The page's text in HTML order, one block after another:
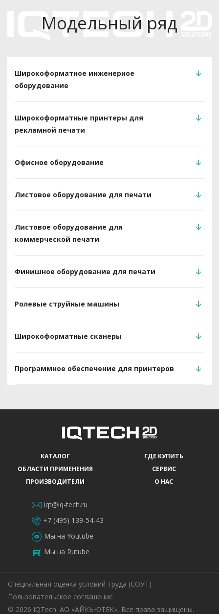
Модельный ряд
Широкоформатное инженерное
оборудование
Широкоформатные принтеры для
рекламной печати
Офисное оборудование
Листовое оборудование для печати
Листовое оборудование для
коммерческой печати
Финишное оборудование для печати
Ролевые струйные машины
Широкоформатные сканеры
Программное обеспечение для принтеров
КАТАЛОГ
ОБЛАСТИ ПРИМЕНЕНИЯ
ПРОИЗВОДИТЕЛИ
ГДЕ КУПИТЬ
СЕРВИС
О НАС
iqt@iq-tech.ru
+7 (495) 139-54-43
Мы на Youtube
Мы на Rutube
Специальная оценка условий труда (СОУТ)
Пользовательское соглашение
© 2026 IQTech. АО «АЙКЬЮТЕК», Все права защищены.